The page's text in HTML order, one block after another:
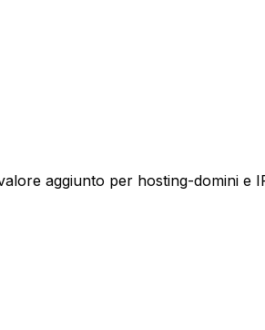
aggiunto per hosting-domini e